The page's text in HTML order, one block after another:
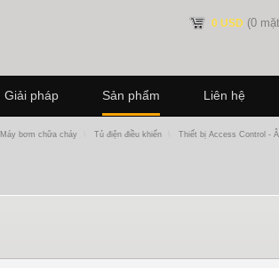
0 USD (0
Giải pháp Sản phẩm Liên hệ
Máy bơm chữa cháy Tủ điện điều khiển Thiết bị Access Control -